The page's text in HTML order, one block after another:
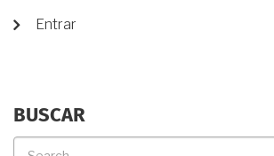
Entrar
BUSCAR